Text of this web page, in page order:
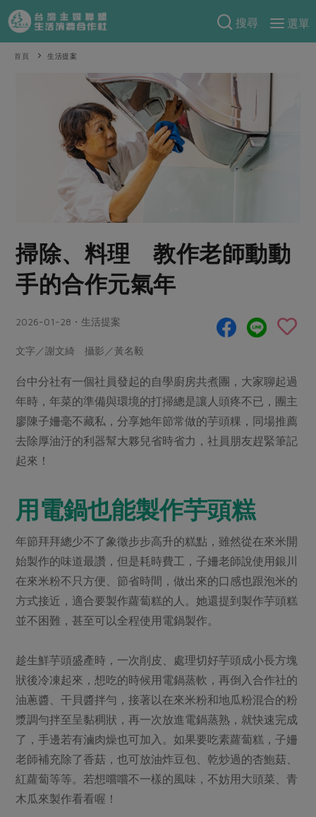
搜尋
選單
產品分類
當令水果
蕈菇類
豆製品 米麵雜糧
肉品・水產
畜產肉類
水畜加工品
調理食材・點心
調味醬料/南北貨 烘焙
休閒零嘴 沖泡飲品
保健食品
居家好物
家庭清潔 織品
日用品 圖書禮品
防災用品
優惠專區
素食專區
樂齡友善
常備菜
蔬食
蛋料理
料理方式
醬料
湯品．鍋物
漬物
飲品
主題食譜
異國料理
年菜食譜
養身食補
高麗菜海鮮煎餅
特別企畫
把最好的台灣味帶回家！
防災用品預購圓滿結束
更多預購活動
合作25-精選產品第四彈
合作25-精選產品第三彈
更多當季產品
議題活動
30%rPET紅烏龍茶
2024農業發展計畫年度報告
更多議題活動
觀點文章
社內大小事 合作聯合國
產品故事 生活提案
樂齡生活 親子食育
廚房瑜伽
減硝酸鹽 惜食
非基改運動 支持本土農糧
廢核運動 能源議題
減添加物
更多議題
生活者e週報
綠主張月刊
典藏閱覽室
關於合作社
關於我們
合作社組織
產品檢驗
自主把關
檢驗報告
硝酸鹽檢驗
合作社法規
社務專區
選舉專區
最新消息
下載專區
社務會議 地區活動
活動報下載
首頁 生活提案
掃除、料理 教作老師動動
手的合作元氣年
2026-01-28・生活提案
文字／謝文綺 攝影／黃名毅
台中分社有一個社員發起的自學廚房共煮團，大家聊起過
年時，年菜的準備與環境的打掃總是讓人頭疼不已，團主
廖陳子姍毫不藏私，分享她年節常做的芋頭粿，同場推薦
去除厚油汙的利器幫大夥兒省時省力，社員朋友趕緊筆記
起來！
用電鍋也能製作芋頭糕
年節拜拜總少不了象徵步步高升的糕點，雖然從在來米開
始製作的味道最讚，但是耗時費工，子姍老師說使用銀川
在來米粉不只方便、節省時間，做出來的口感也跟泡米的
方式接近，適合要製作蘿蔔糕的人。她還提到製作芋頭糕
並不困難，甚至可以全程使用電鍋製作。
趁生鮮芋頭盛產時，一次削皮、處理切好芋頭成小長方塊
狀後冷凍起來，想吃的時候用電鍋蒸軟，再倒入合作社的
油蔥醬、干貝醬拌勻，接著以在來米粉和地瓜粉混合的粉
漿調勻拌至呈黏稠狀，再一次放進電鍋蒸熟，就快速完成
了，手邊若有滷肉燥也可加入。如果要吃素蘿蔔糕，子姍
老師補充除了香菇，也可放油炸豆包、乾炒過的杏鮑菇、
紅蘿蔔等等。若想嚐嚐不一樣的風味，不妨用大頭菜、青
木瓜來製作看看喔！